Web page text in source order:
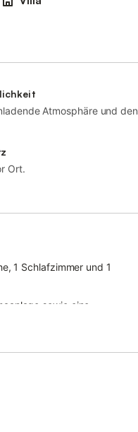
Atmosphäre und den
Ort.
1 Schlafzimmer und 1
sowie eine